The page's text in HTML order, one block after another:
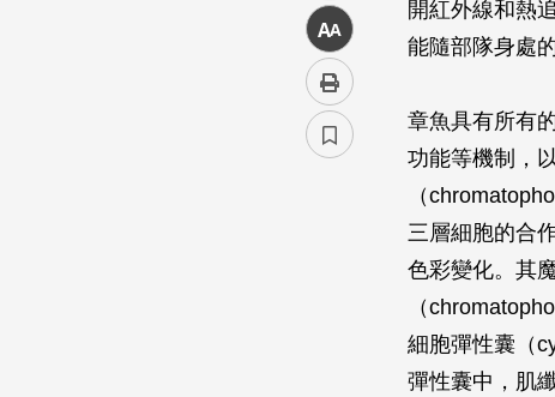
中
開紅外線和熱
能隨部隊身處
章魚具有所有
功能等機制，
（
三層細胞的合
色彩變化。其
（
細胞彈性囊（
彈性囊中，肌